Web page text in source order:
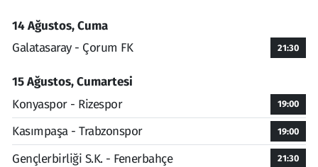
14 Ağustos, Cuma
Galatasaray - Çorum FK
21:30
15 Ağustos, Cumartesi
Konyaspor - Rizespor
19:00
Kasımpaşa - Trabzonspor 19:00
Gençlerbirliği S.K. - Fenerbahçe 21:30